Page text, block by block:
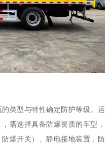
类型与特性确定防护等级。运
需选择具备防爆资质的车型，
爆开关）、静电接地装置，防